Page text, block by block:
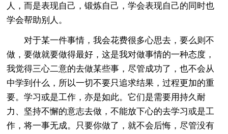
人，而是表现自己，锻炼自己，学会表现自己的同时也
学会帮助别人。
对于某一件事情，我会花费很多心思去，要么则不
做，要做就要做得最好，这是我对做事情的一种态度，
我觉得三心二意的去做某些事，尽管成功了，也不会从
中学到什么，所以一切不要只追求结果，过程更加的重
要。学习或是工作，亦是如此。它们是需要用持久耐
力、坚持不懈的意志去做，不能放下心的去学习或是工
作，将一事无成。只要你做了，就不会后悔，尽管没有